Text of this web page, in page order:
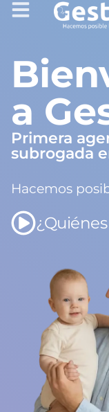
a
Primera
subrogada
Hacemos